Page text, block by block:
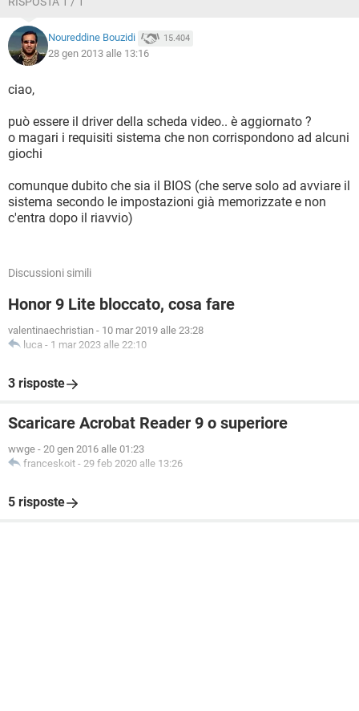
magari possiate aiutarmi. C'è qualcosa che è possibile fare
magari senza cambiare la dotazione hardware o almeno
cambiarla solo in parte e quale?
Tantissimi ringraziamenti in anticipo :)
Noureddine Bouzidi 15.404
28 gen 2013 alle 13:16
ciao,
può essere il driver della scheda video.. è aggiornato ?
o magari i requisiti sistema che non corrispondono ad alcuni
giochi
comunque dubito che sia il BIOS (che serve solo ad avviare il
sistema secondo le impostazioni già memorizzate e non
c'entra dopo il riavvio)
Discussioni simili
Honor 9 Lite bloccato, cosa fare
valentinaechristian - 10 mar 2019 alle 23:28
luca - 1 mar 2023 alle 22:10
3 risposte
Scaricare Acrobat Reader 9 o superiore
wwge - 20 gen 2016 alle 01:23
franceskoit - 29 feb 2020 alle 13:26
5 risposte